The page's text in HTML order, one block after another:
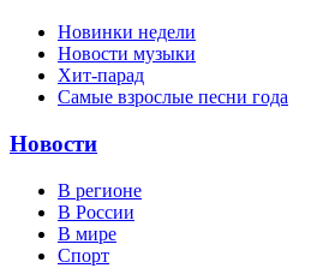
Новинки недели
Новости музыки
Хит-парад
Самые взрослые песни года
Новости
В регионе
В России
В мире
Спорт